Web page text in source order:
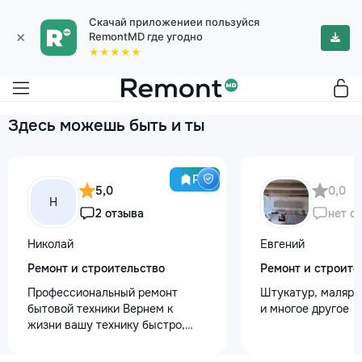
×
Скачай приложениеи пользуйся
RemontMD где угодно
★★★★★
Здесь можешь быть и ты
Pro
Н
5,0
2 отзыва
Николай
Ремонт и строительство
Профессиональный ремонт
бытовой техники Вернем к
жизни вашу технику быстро,
0,0
нет
Евгений
Ремонт и
Штукатур, маляр ,
и многое другое